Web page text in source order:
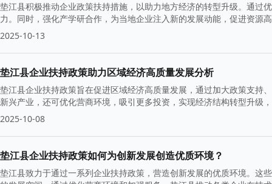
垫江县积极推动企业政策扶持措施，以助力地方经济的转型升级。通过
力。同时，强化产学研合作，为当地企业注入新的发展动能，促进资源
2025-10-13
垫江县企业扶持政策助力区域经济高质量发展分析
垫江县企业扶持政策旨在促进区域经济高质量发展，通过加大政策支持
新兴产业，还可优化营商环境，吸引更多投资，实现经济结构转型升级
2025-10-08
垫江县企业扶持政策如何为创新发展创造优质环境？
垫江县致力于通过一系列企业扶持政策，营造创新发展的优质环境。这